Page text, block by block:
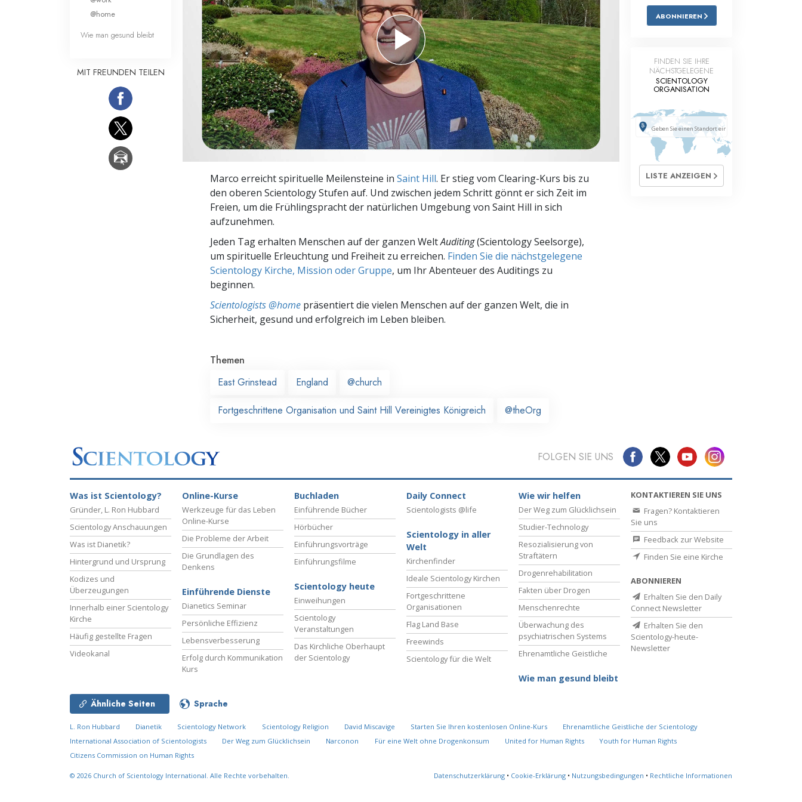
Liebe und Hass – Was ist Größe?
Antworten auf das Drogenproblem
Kinder
Werkzeuge für den Arbeitsplatz
Ethik und die Zustände
Die Ursache von Unterdrückung
Ermittlungen
Grundlagen des Organisierens
Die Grundlagen von Public Relations
Marco erreicht spirituelle Meilensteine in Saint Hill. Er stieg vom Clearing-Kurs bis zu
den oberen Scientology Stufen auf. Und zwischen jedem Schritt gönnt er sich Zeit im
Freien, um die Frühlingspracht der natürlichen Umgebung von Saint Hill in sich
aufzunehmen.
Jeden Tag erhalten Menschen auf der ganzen WeltAuditing(Scientology Seelsorge),
um spirituelle Erleuchtung und Freiheit zu erreichen. Finden Sie die nächstgelegene
Scientology Kirche, Mission oder Gruppe, um Ihr Abenteuer des Auditings zu
beginnen.
Scientologists @home präsentiert die vielen Menschen auf der ganzen Welt, die in
Sicherheit, gesund und erfolgreich im Leben bleiben.
Themen
East Grinstead
England @church
Fortgeschrittene Organisation und Saint Hill Vereinigtes Königreich @theOrg
@home
Wie man gesund bleibt
MIT FREUNDEN TEILEN
ABONNIEREN
FINDEN SIE IHRE
NÄCHSTGELEGENE
SCIENTOLOGY
ORGANISATION
LISTE ANZEIGEN
FOLGEN SIE UNS
Was ist Scientology?
Gründer, L. Ron Hubbard
Scientology Anschauungen
Was ist Dianetik?
Hintergrund und Ursprung
Kodizes und
Überzeugungen
Innerhalb einer Scientology
Kirche
Häufig gestellte Fragen
Videokanal
Online-Kurse
Werkzeuge für das Leben
Online-Kurse
Die Probleme der Arbeit
Die Grundlagen des
Denkens
Einführende Dienste
Dianetics Seminar
Persönliche Effizienz
Lebensverbesserung
Erfolg durch Kommunikation
Kurs
Buchladen
Einführende Bücher
Hörbücher
Einführungsvorträge
Einführungsfilme
Scientology heute
Einweihungen
Scientology
Veranstaltungen
Das Kirchliche Oberhaupt
der Scientology
Daily Connect
Scientologists @life
Scientology in aller
Welt
Kirchenfinder
Ideale Scientology Kirchen
Fortgeschrittene
Organisationen
Flag Land Base
Freewinds
Scientology für die Welt
Wie wir helfen
Der Weg zum Glücklichsein
Studier-Technology
Resozialisierung von
Straftätern
Drogenrehabilitation
Fakten über Drogen
Menschenrechte
Überwachung des
psychiatrischen Systems
Ehrenamtliche Geistliche
Wie man gesund bleibt
KONTAKTIEREN SIE UNS
Fragen? Kontaktieren
Sie uns
Feedback zur Website
Finden Sie eine Kirche
ABONNIEREN
Erhalten Sie den Daily
Connect Newsletter
Erhalten Sie den
Scientology-heute-
Newsletter
Ähnliche Seiten Sprache
L. Ron Hubbard Dianetik Scientology Network Scientology Religion David Miscavige Starten Sie Ihren kostenlosen Online-Kurs
Ehrenamtliche Geistliche der Scientology
International Association of Scientologists
Der Weg zum Glücklichsein Narconon Für eine Welt ohne Drogenkonsum United for Human Rights
Youth for Human Rights
Citizens Commission on Human Rights
© 2026 Church of Scientology International. Alle Rechte vorbehalten. Datenschutzerklärung • Cookie-Erklärung • Nutzungsbedingungen • Rechtliche Informationen